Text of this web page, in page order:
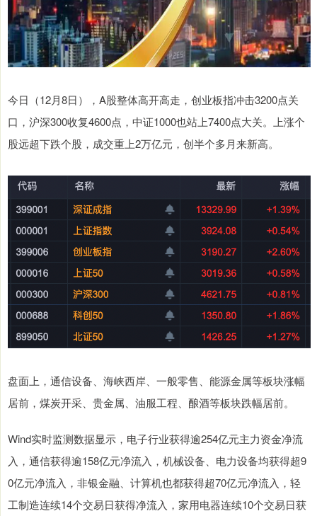
今日（12月8日），A股整体高开高走，创业板指冲击3200点关
口，沪深300收复4600点，中证1000也站上7400点大关。上涨个
股远超下跌个股，成交重上2万亿元，创半个多月来新高。
盘面上，通信设备、海峡西岸、一般零售、能源金属等板块涨幅
居前，煤炭开采、贵金属、油服工程、酿酒等板块跌幅居前。
Wind实时监测数据显示，电子行业获得逾254亿元主力资金净流
入，通信获得逾158亿元净流入，机械设备、电力设备均获得超9
0亿元净流入，非银金融、计算机也都获得超70亿元净流入，轻
工制造连续14个交易日获得净流入，家用电器连续10个交易日获